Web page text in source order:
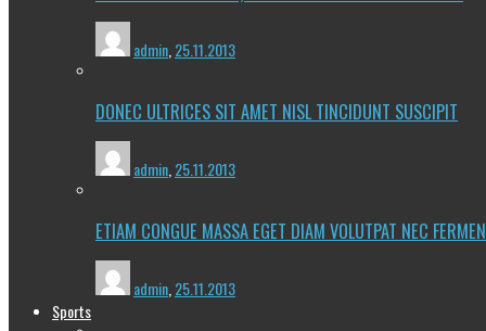
admin,25.11.2013
DONEC ULTRICES SIT AMET NISL TINCIDUNT SUSCIPIT
admin 25.11.2013
ETIAM CONGUE MASSA EGET DIAM VOLUTPAT NEC
admin 25.11.2013
Sports